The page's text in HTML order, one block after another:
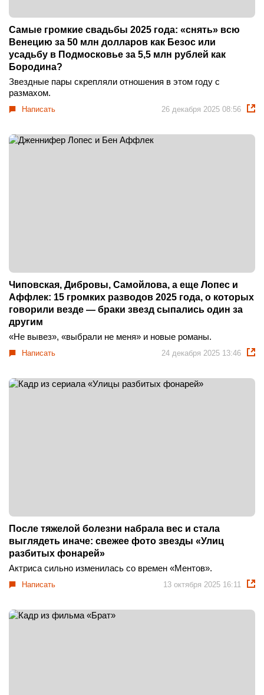
Самые громкие свадьбы 2025 года: «снять» всю
Венецию за 50 млн долларов как Безос или
усадьбу в Подмосковье за 5,5 млн рублей как
Бородина?
Звездные пары скрепляли отношения в этом году с
размахом.
Написать 26 декабря 2025 08:56
Чиповская, Дибровы, Самойлова, а еще Лопес и
Аффлек: 15 громких разводов 2025 года, о которых
говорили везде — браки звезд сыпались один за
другим
«Не вывез», «выбрали не меня» и новые романы.
Написать 24 декабря 2025 13:46
После тяжелой болезни набрала вес и стала
выглядеть иначе: свежее фото звезды «Улиц
разбитых фонарей»
Актриса сильно изменилась со времен «Ментов».
Написать 13 октября 2025 16:11